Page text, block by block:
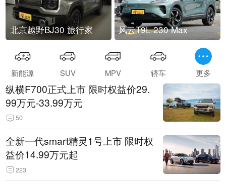
北京越野BJ30 旅行家 风云T9L 230 Max
新能源 SUV MPV 轿车 更多
纵横F700正式上市 限时权益价29.
99万元-33.99万元
50
全新一代smart精灵1号上市 限时权
益价14.99万元起
223